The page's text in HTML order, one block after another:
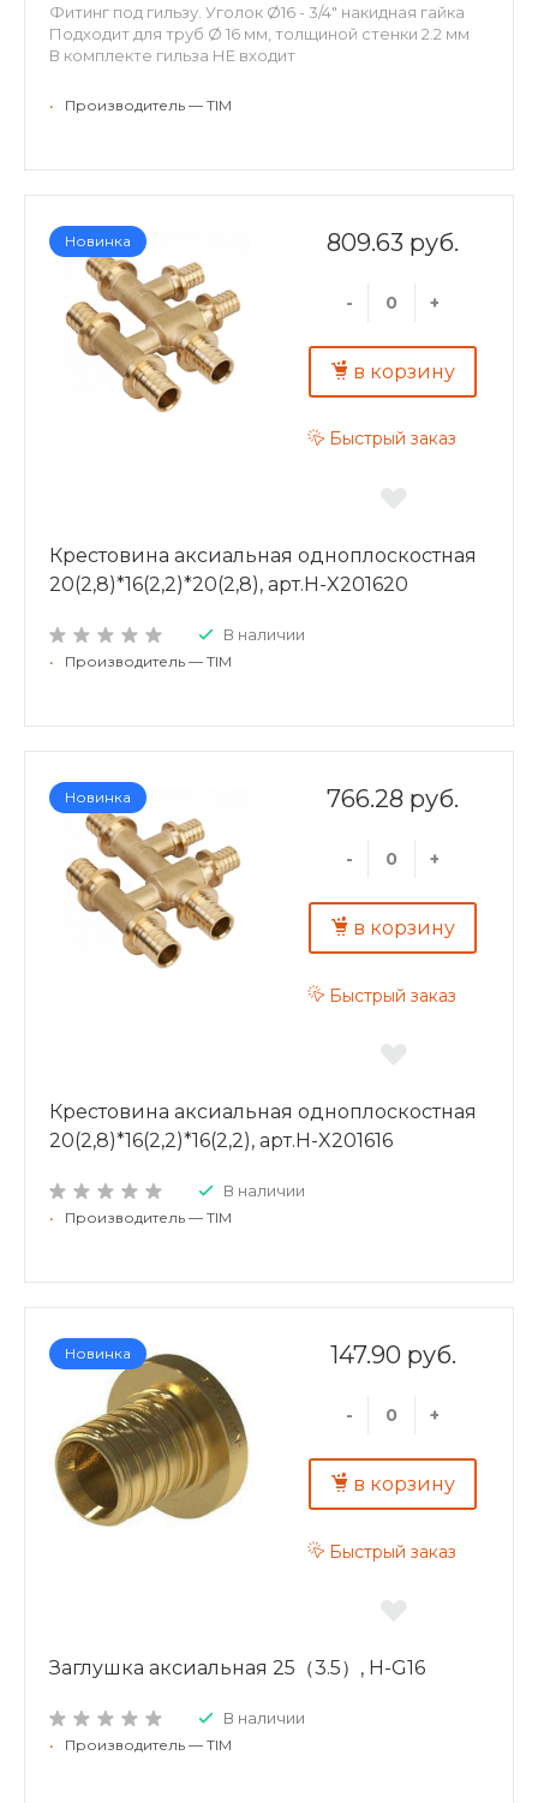
Фитинг под гильзу. Уголок Ø16 - 3/4" накидная гайка
Подходит для труб Ø 16 мм, толщиной стенки 2.2 мм
В комплекте гильза НЕ входит
• Производитель — TIM
Новинка 809.63 руб.
- +
в корзину
Быстрый заказ
Крестовина аксиальная одноплоскостная
20(2,8)*16(2,2)*20(2,8), арт.H-X201620
В наличии
• Производитель — TIM
Новинка 766.28 руб.
- +
в корзину
Быстрый заказ
Крестовина аксиальная одноплоскостная
20(2,8)*16(2,2)*16(2,2), арт.H-X201616
В наличии
• Производитель — TIM
Новинка 147.90 руб.
- +
в корзину
Быстрый заказ
Заглушка аксиальная 25（3.5）, H-G16
В наличии
• Производитель — TIM